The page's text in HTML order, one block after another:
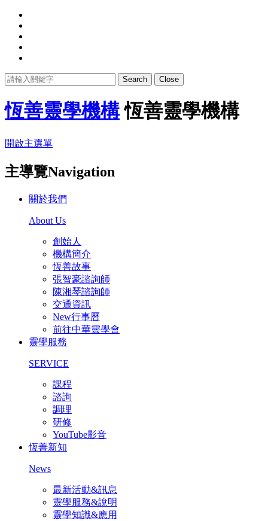
Search Close
恆善靈學機構 恆善靈學機構
開啟主選單
主導覽Navigation
關於我們
About Us
創始人
機構簡介
恆善故事
張智豪諮詢師
陳湘琴諮詢師
交通資訊
New行事曆
前往中華靈學會
靈學服務
SERVICE
課程
諮詢
調理
研修
YouTube影音
恆善新知
News
最新活動&訊息
靈學服務&說明
靈學知識&應用